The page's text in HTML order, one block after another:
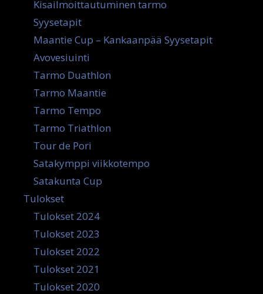
Kisailmoittautuminen tarmo
Syysetapit
Maantie Cup – Kankaanpää Syysetapit
Avovesiuinti
Tarmo Duathlon
Tarmo Maantie
Tarmo Tempo
Tarmo Triathlon
Tour de Pori
Satakymppi viikkotempo
Satakunta Cup
Tulokset
Tulokset 2024
Tulokset 2023
Tulokset 2022
Tulokset 2021
Tulokset 2020